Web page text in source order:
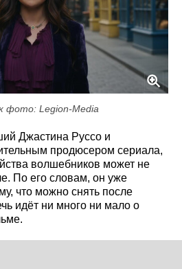
фото: Legion-Media
Джастина Руссо и
продюсером сериала,
волшебников может не
По его словам, он уже
что можно снять после
идёт ни много ни мало о